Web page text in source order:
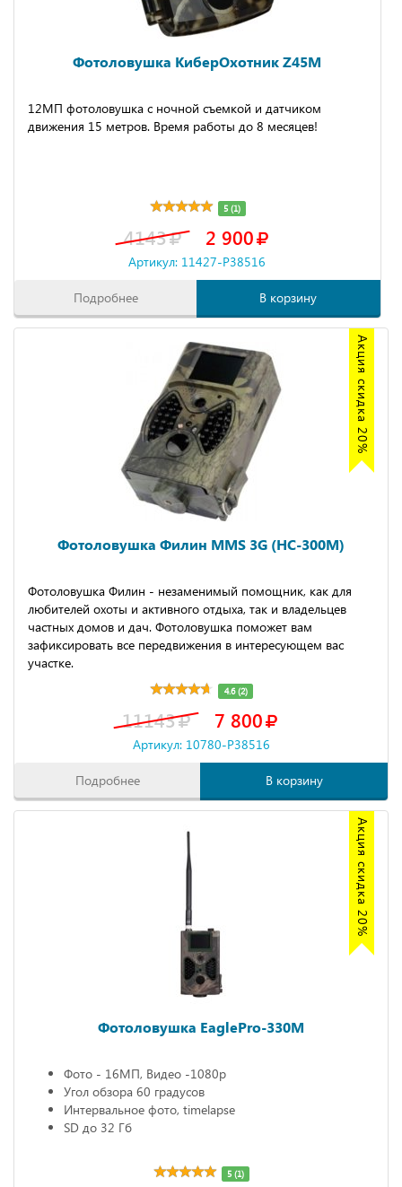
Фотоловушка КиберОхотник Z45M
12МП фотоловушка с ночной съемкой и датчиком
движения 15 метров. Время работы до 8 месяцев!
5 (1)
4143 2 900
Артикул: 11427-P38516
Подробнее В корзину
Акция скидка 20%
Фотоловушка Филин MMS 3G (HC-300M)
Фотоловушка Филин - незаменимый помощник, как для
любителей охоты и активного отдыха, так и владельцев
частных домов и дач. Фотоловушка поможет вам
зафиксировать все передвижения в интересующем вас
участке.
4.6 (2)
11143 7 800
Артикул: 10780-P38516
Подробнее В корзину
Акция скидка 20%
Фотоловушка EaglePro-330M
Фото - 16МП, Видео -1080р
Угол обзора 60 градусов
Интервальное фото, timelapse
SD до 32 Гб
5 (1)